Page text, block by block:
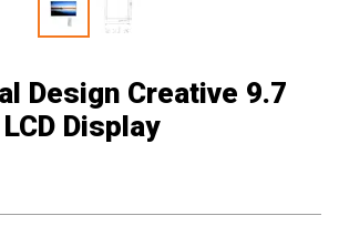
Design Creative 9.7
Display